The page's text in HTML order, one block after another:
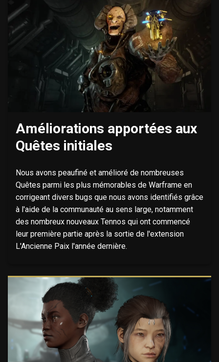
Améliorations apportées aux
Quêtes initiales
Nous avons peaufiné et amélioré de nombreuses
Quêtes parmi les plus mémorables de Warframe en
corrigeant divers bugs que nous avons identifiés grâce
à l'aide de la communauté au sens large, notamment
des nombreux nouveaux Tennos qui ont commencé
leur première partie après la sortie de l'extension
L'Ancienne Paix l'année dernière.